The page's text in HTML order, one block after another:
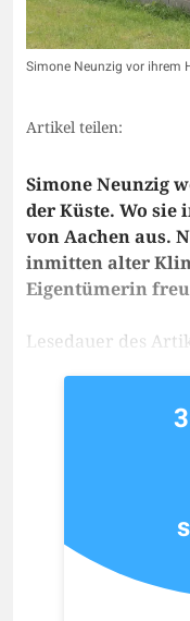
Simone Neunzig vor ihrem
Artikel teilen:
Simone Neunzig
der Küste. Wo
von Aachen aus.
inmitten alter
Eigentümerin
Lesedauer des